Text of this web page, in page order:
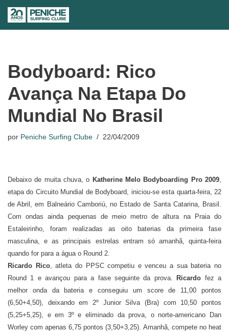
conteúdo
Bodyboard: Rico
Avança Na Etapa Do
Mundial No Brasil
por Peniche Surfing Clube 22/04/2009
Debaixo de muita chuva, o Katherine Melo Bodyboarding Pro 2009,
etapa do Circuito Mundial de Bodyboard, iniciou-se esta quarta-feira, 22
de Abril, em Balneário Camboriú, no Estado de Santa Catarina, Brasil.
Com ondas ainda pequenas de meio metro de altura na Praia do
Estaleirinho, foram realizadas as oito baterias da primeira fase
masculina, e as principais estrelas entram só amanhã, quinta-feira
quando for para a água o Round 2.
Ricardo Rico, atleta do PPSC competiu e venceu a sua bateria no
Round 1 e avançou para a fase seguinte da prova.
Ricardo fez a
melhor onda da bateria e conseguiu um score de 11,00 pontos
(6,50+4,50), deixando em 2º Junior Silva (Bra) com 10,50 pontos
(5,25+5,25), e em 3º e eliminado da prova, o norte-americano Dan
Worley com apenas 6,75 pontos (3,50+3,25). Amanhã, compete no heat